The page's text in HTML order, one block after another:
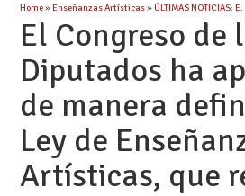
Home»Enseñanzas Artísticas»ÚLTIMAS NOTICIAS:
El Congreso de
Diputados ha
de manera
Ley de
Artísticas, que